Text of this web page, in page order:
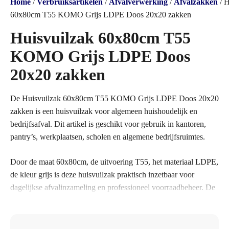
60x80cm T55 KOMO Grijs LDPE Doos 20x20 zakken
Huisvuilzak 60x80cm T55
KOMO Grijs LDPE Doos
20x20 zakken
De Huisvuilzak 60x80cm T55 KOMO Grijs LDPE Doos 20x20
zakken is een huisvuilzak voor algemeen huishoudelijk en
bedrijfsafval. Dit artikel is geschikt voor gebruik in kantoren,
pantry’s, werkplaatsen, scholen en algemene bedrijfsruimtes.
Door de maat 60x80cm, de uitvoering T55, het materiaal LDPE,
de kleur grijs is deze huisvuilzak praktisch inzetbaar voor
dagelijkse afvalinzameling en professioneel voorraadbeheer. De